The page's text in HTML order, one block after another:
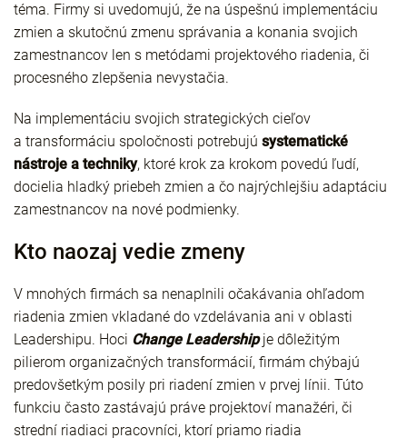
téma. Firmy si uvedomujú, že na úspešnú implementáciu
zmien a skutočnú zmenu správania a konania svojich
zamestnancov len s metódami projektového riadenia, či
procesného zlepšenia nevystačia.
Na implementáciu svojich strategických cieľov
a transformáciu spoločnosti potrebujú systematické
nástroje a techniky, ktoré krok za krokom povedú ľudí,
docielia hladký priebeh zmien a čo najrýchlejšiu adaptáciu
zamestnancov na nové podmienky.
Kto naozaj vedie zmeny
V mnohých firmách sa nenaplnili očakávania ohľadom
riadenia zmien vkladané do vzdelávania ani v oblasti
Leadershipu. Hoci Change Leadershipje dôležitým
pilierom organizačných transformácií, firmám chýbajú
predovšetkým posily pri riadení zmien v prvej línii. Túto
funkciu často zastávajú práve projektoví manažéri, či
strední riadiaci pracovníci, ktorí priamo riadia